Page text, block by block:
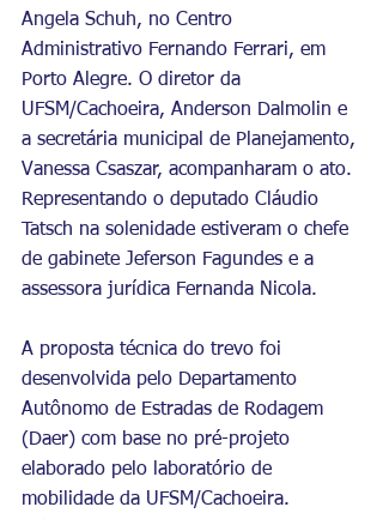
Angela Schuh, no Centro
Administrativo Fernando Ferrari, em
Porto Alegre. O diretor da
UFSM/Cachoeira, Anderson Dalmolin e
a secretária municipal de Planejamento,
Vanessa Csaszar, acompanharam o ato.
Representando o deputado Cláudio
Tatsch na solenidade estiveram o chefe
de gabinete Jeferson Fagundes e a
assessora jurídica Fernanda Nicola.
A proposta técnica do trevo foi
desenvolvida pelo Departamento
Autônomo de Estradas de Rodagem
(Daer) com base no pré-projeto
elaborado pelo laboratório de
mobilidade da UFSM/Cachoeira.